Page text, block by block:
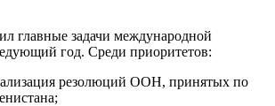
главные задачи международной
год. Среди приоритетов:
резолюций ООН, принятых по